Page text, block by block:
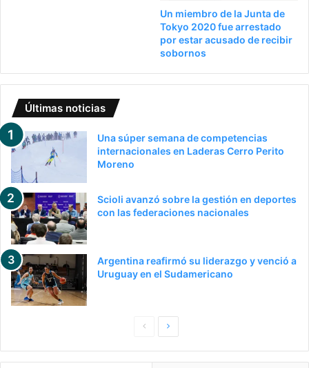
Un miembro de la Junta de
Tokyo 2020 fue arrestado
por estar acusado de recibir
sobornos
Últimas noticias
Una súper semana de competencias
internacionales en Laderas Cerro Perito
Moreno
Scioli avanzó sobre la gestión en deportes
con las federaciones nacionales
Argentina reafirmó su liderazgo y venció a
Uruguay en el Sudamericano
PaginaSiguiente